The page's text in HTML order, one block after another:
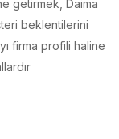
firma profili haline